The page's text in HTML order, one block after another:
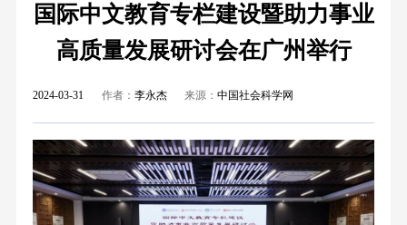
国际中文教育专栏建设暨助力事业
高质量发展研讨会在广州举行
2024-03-31 作者： 李永杰 来源：中国社会科学网